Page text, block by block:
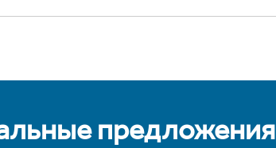
предложения